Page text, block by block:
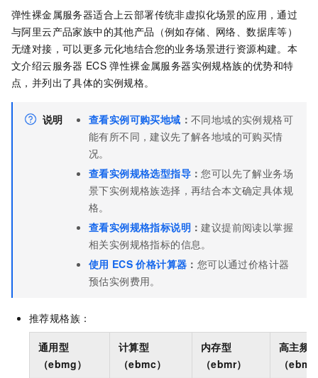
弹性裸金属服务器适合上云部署传统非虚拟化场景的应用，通过
与阿里云产品家族中的其他产品（例如存储、网络、数据库等）
无缝对接，可以更多元化地结合您的业务场景进行资源构建。本
文介绍云服务器 ECS 弹性裸金属服务器实例规格族的优势和特
点，并列出了具体的实例规格。
说明 查看实例可购买地域 ：不同地域的实例规格可
能有所不同，建议先了解各地域的可购买情
况。
查看实例规格选型指导 ：您可以先了解业务场
景下实例规格族选择，再结合本文确定具体规
格。
查看实例规格指标说明 ：建议提前阅读以掌握
相关实例规格指标的信息。
使用 ECS 价格计算器 ： 您可以通过价格计器
预估实例费用。
推荐规格族：
通用型
（ebmg）
计算型
（ebmc）
内存型
（ebmr）
高主频
（